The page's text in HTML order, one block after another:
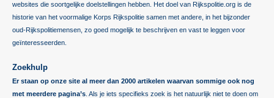
websites die soortgelijke doelstellingen hebben. Het doel van Rijkspolitie.org is de
historie van het voormalige Korps Rijkspolitie samen met andere, in het bijzonder
oud-Rijkspolitiemensen, zo goed mogelijk te beschrijven en vast te leggen voor
geïnteresseerden.
Zoekhulp
Er staan op onze site al meer dan 2000 artikelen waarvan sommige ook nog
met meerdere pagina’s . Als je iets specifieks zoek is het natuurlijk niet te doen om